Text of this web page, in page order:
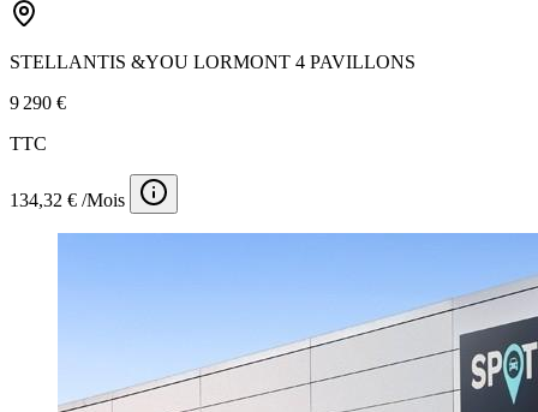
STELLANTIS &YOU LORMONT 4 PAVILLONS
9 290 €
TTC
134,32 € /Mois